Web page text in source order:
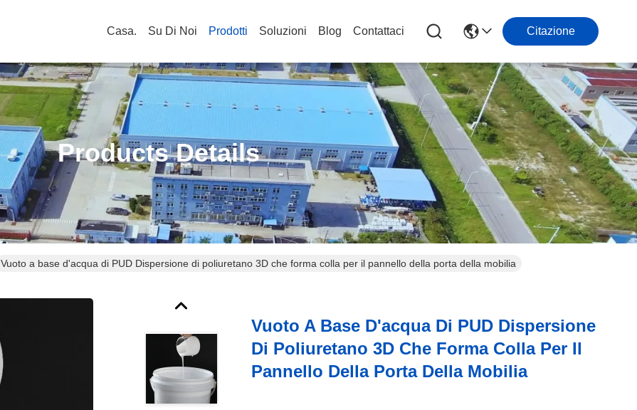
Casa. Su Di Noi Prodotti Soluzioni Blog Contattaci Citazione
Products Details
Vuoto a base d'acqua di PUD Dispersione di poliuretano 3D che forma colla per il pannello della porta della mobilia
Vuoto A Base D'acqua Di PUD Dispersione
Di Poliuretano 3D Che Forma Colla Per Il
Pannello Della Porta Della Mobilia